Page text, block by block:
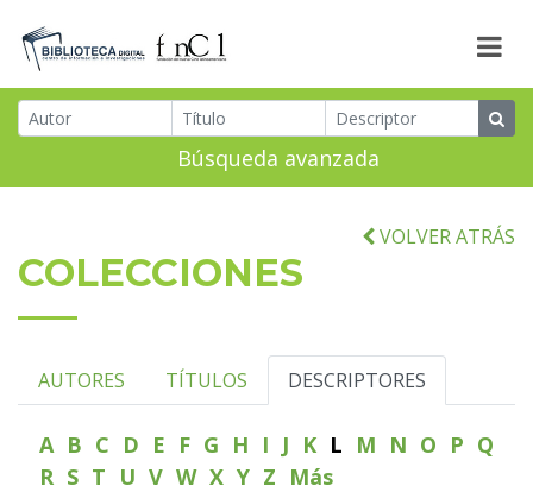
Búsqueda avanzada
VOLVER ATRÁS
COLECCIONES
AUTORES TÍTULOS DESCRIPTORES
A B C D E F G H I J K L M N O P Q
R S T U V W X Y Z Más